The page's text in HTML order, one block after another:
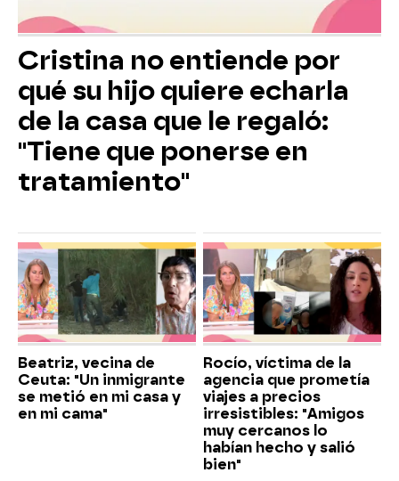
Cristina no entiende por
qué su hijo quiere echarla
de la casa que le regaló:
"Tiene que ponerse en
tratamiento"
Beatriz, vecina de
Ceuta: "Un inmigrante
se metió en mi casa y
en mi cama"
Rocío, víctima de la
agencia que prometía
viajes a precios
irresistibles: "Amigos
muy cercanos lo
habían hecho y salió
bien"